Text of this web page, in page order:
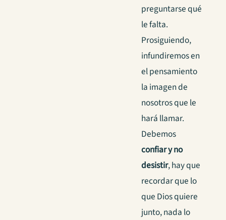
preguntarse qué
le falta.
Prosiguiendo,
infundiremos en
el pensamiento
la imagen de
nosotros que le
hará llamar.
Debemos
confiar y no
desistir, hay que
recordar que lo
que Dios quiere
junto, nada lo